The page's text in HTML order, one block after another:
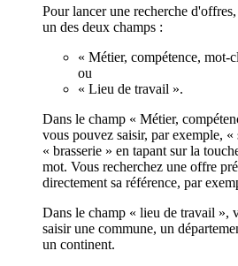
Pour lancer une recherche
un des deux champs :
« Métier, compétence, mot-
ou
« Lieu de travail ».
Dans le champ « Métier,
vous pouvez saisir, par exemple,
« brasserie » en tapant sur la
mot. Vous recherchez une offre
directement sa référence, par
Dans le champ « lieu de travail »,
saisir une commune, un
un continent.